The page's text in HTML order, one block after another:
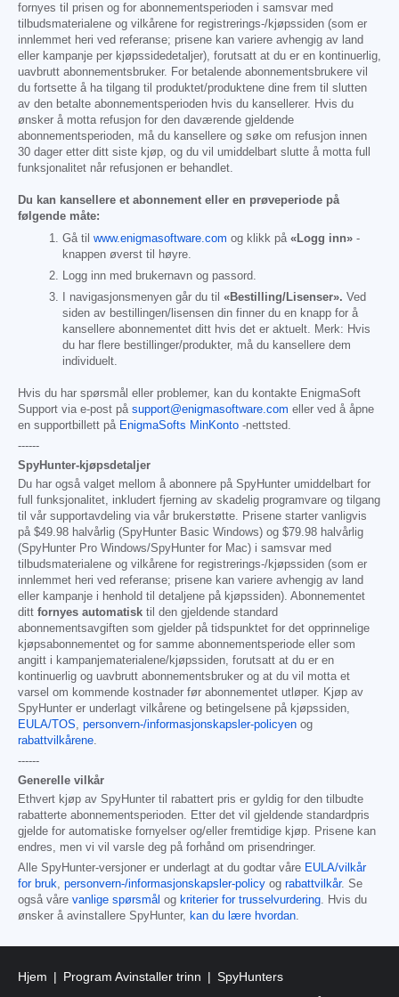
fornyes til prisen og for abonnementsperioden i samsvar med
tilbudsmaterialene og vilkårene for registrerings-/kjøpssiden (som er
innlemmet heri ved referanse; prisene kan variere avhengig av land
eller kampanje per kjøpssidedetaljer), forutsatt at du er en kontinuerlig,
uavbrutt abonnementsbruker. For betalende abonnementsbrukere vil
du fortsette å ha tilgang til produktet/produktene dine frem til slutten
av den betalte abonnementsperioden hvis du kansellerer. Hvis du
ønsker å motta refusjon for den daværende gjeldende
abonnementsperioden, må du kansellere og søke om refusjon innen
30 dager etter ditt siste kjøp, og du vil umiddelbart slutte å motta full
funksjonalitet når refusjonen er behandlet.
Du kan kansellere et abonnement eller en prøveperiode på
følgende måte:
Gå til www.enigmasoftware.com og klikk på «Logg inn» -
knappen øverst til høyre.
Logg inn med brukernavn og passord.
I navigasjonsmenyen går du til «Bestilling/Lisenser». Ved
siden av bestillingen/lisensen din finner du en knapp for å
kansellere abonnementet ditt hvis det er aktuelt. Merk: Hvis
du har flere bestillinger/produkter, må du kansellere dem
individuelt.
Hvis du har spørsmål eller problemer, kan du kontakte EnigmaSoft
Support via e-post på support@enigmasoftware.com eller ved å åpne
en supportbillett på EnigmaSofts MinKonto -nettsted.
------
SpyHunter-kjøpsdetaljer
Du har også valget mellom å abonnere på SpyHunter umiddelbart for
full funksjonalitet, inkludert fjerning av skadelig programvare og tilgang
til vår supportavdeling via vår brukerstøtte. Prisene starter vanligvis
på $49.98 halvårlig (SpyHunter Basic Windows) og $79.98 halvårlig
(SpyHunter Pro Windows/SpyHunter for Mac) i samsvar med
tilbudsmaterialene og vilkårene for registrerings-/kjøpssiden (som er
innlemmet heri ved referanse; prisene kan variere avhengig av land
eller kampanje i henhold til detaljene på kjøpssiden). Abonnementet
ditt fornyes automatisk til den gjeldende standard
abonnementsavgiften som gjelder på tidspunktet for det opprinnelige
kjøpsabonnementet og for samme abonnementsperiode eller som
angitt i kampanjematerialene/kjøpssiden, forutsatt at du er en
kontinuerlig og uavbrutt abonnementsbruker og at du vil motta et
varsel om kommende kostnader før abonnementet utløper. Kjøp av
SpyHunter er underlagt vilkårene og betingelsene på kjøpssiden,
EULA/TOS, personvern-/informasjonskapsler-policyen og
rabattvilkårene.
------
Generelle vilkår
Ethvert kjøp av SpyHunter til rabattert pris er gyldig for den tilbudte
rabatterte abonnementsperioden. Etter det vil gjeldende standardpris
gjelde for automatiske fornyelser og/eller fremtidige kjøp. Prisene kan
endres, men vi vil varsle deg på forhånd om prisendringer.
Alle SpyHunter-versjoner er underlagt at du godtar våre EULA/vilkår
for bruk, personvern-/informasjonskapsler-policy og rabattvilkår. Se
også våre vanlige spørsmål og kriterier for trusselvurdering. Hvis du
ønsker å avinstallere SpyHunter, kan du lære hvordan.
Hjem Program Avinstaller trinn
SpyHunters